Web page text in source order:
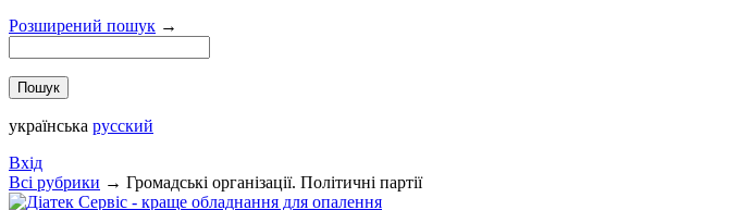
Розширений пошук →
українська русский
Вхід
Всi рубрики → Громадські організації. Політичні партії